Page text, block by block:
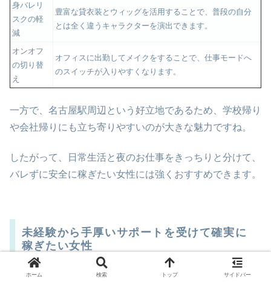
身バレリ
スクの軽
減
豊富な貸衣装とウィッグを活用することで、普段の自分
とは全く違うキャラクターを演出できます。
オンオフ
の切り替
え
オフィスに出勤してメイクをすることで、仕事モードへ
のスイッチが入りやすくなります。
一方で、名古屋駅周辺という好立地であるため、学校帰り
や会社帰りにも立ち寄りやすいのが大きな魅力ですね。
したがって、日常生活と夜のお仕事をきっちりと分けて、
バレずに安全に稼ぎたい女性には強くおすすめできます。
未経験から手厚いサポートを受けて確実に
稼ぎたい女性
ホーム 検索 トップ サイドバー